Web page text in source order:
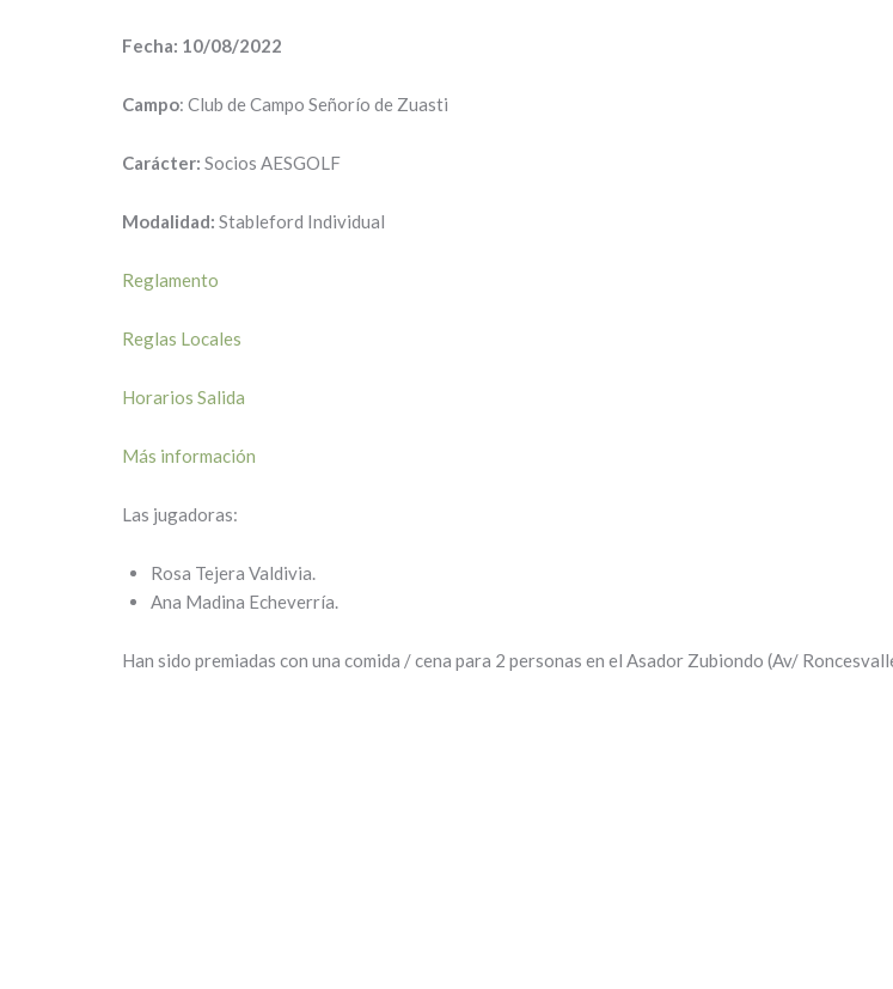
Fecha: 10/08/2022
Campo: Club de Campo Señorío de Zuasti
Carácter: Socios AESGOLF
Modalidad: Stableford Individual
Reglamento
Reglas Locales
Horarios Salida
Más información
Las jugadoras:
Rosa Tejera Valdivia.
Ana Madina Echeverría.
Han sido premiadas con una comida / cena para 2 personas en el Asador Zubiondo (Av/